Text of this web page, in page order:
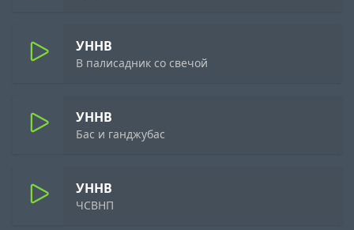
УННВ
В палисадник со свечой
УННВ
Бас и ганджубас
УННВ
ЧСВНП